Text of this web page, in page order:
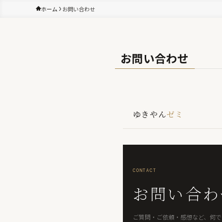
ホーム お問い合わせ
お問い合わせ
ゆきやんゼミ
CONTACT
お問い合
ご質問・ご依頼・感想など、何